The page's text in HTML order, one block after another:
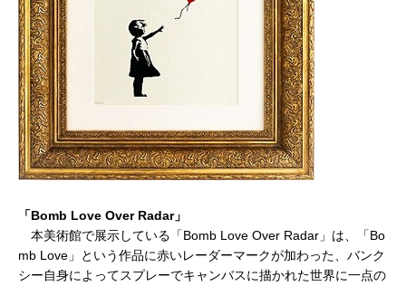
「Bomb Love Over Radar」
本美術館で展示している「Bomb Love Over Radar」は、「Bo
mb Love」という作品に赤いレーダーマークが加わった、バンク
シー自身によってスプレーでキャンバスに描かれた世界に一点の